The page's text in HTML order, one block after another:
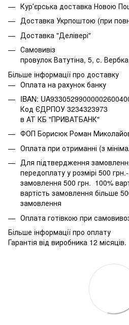
Курʼєрська доставка Новою
Доставка Укрпоштою (при
Доставка "Делівері"
Самовивіз
провулок Ватутіна, 5, с.
Більше інформації про доставку
Оплата на рахунок банку
IBAN:
Код ЄДРПОУ 3234323973
в АТ КБ "ПРИВАТБАНК"
ФОП Борисюк Роман
Оплата при отриманні (з
Для підтвердження
передоплату у розмірі 500
замовлення 500 грн. 100%
вартість замовлення більше
замовлення
Оплата готівкою при
Більше інформації про оплату
Гарантія від виробника 12 місяців.